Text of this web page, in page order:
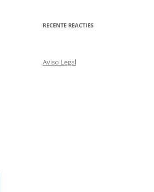
RECENTE REACTIES
Aviso Legal